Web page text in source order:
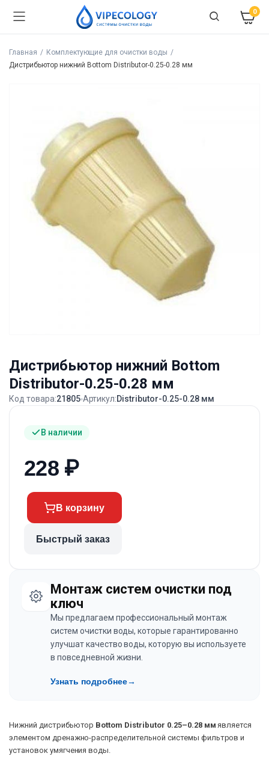
0
Главная
Комплектующие для очистки воды
Дистрибьютор нижний Bottom Distributor-0.25-0.28 мм
Дистрибьютор нижний Bottom
Distributor-0.25-0.28 мм
Код товара:21805 Артикул:Distributor-0.25-0.28 мм
В наличии
228 ₽
В корзину
Быстрый заказ
Монтаж систем очистки под
ключ
Мы предлагаем профессиональный монтаж
систем очистки воды, которые гарантированно
улучшат качество воды, которую вы используете
в повседневной жизни.
Узнать подробнее→
Нижний дистрибьютор Bottom Distributor 0.25–0.28 мм является
элементом дренажно-распределительной системы фильтров и
установок умягчения воды.